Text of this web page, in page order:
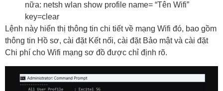
nữa: netsh wlan show profile name= “Tên Wifi”
key=clear
Lệnh này hiển thị thông tin chi tiết về mạng Wifi đó, bao gồm
thông tin Hồ sơ, cài đặt Kết nối, cài đặt Bảo mật và cài đặt
Chi phí cho Wifi mạng sơ đồ được chỉ định rõ.